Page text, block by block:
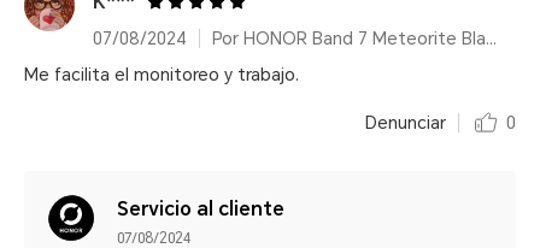
07/08/2024
Por HONOR Band 7 Meteorite Black/14 días de duración de batería
Me facilita el monitoreo y trabajo.
Denunciar 0
Servicio al cliente
07/08/2024